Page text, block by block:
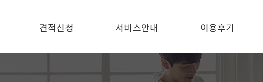
견적신청 서비스안내 이용후기